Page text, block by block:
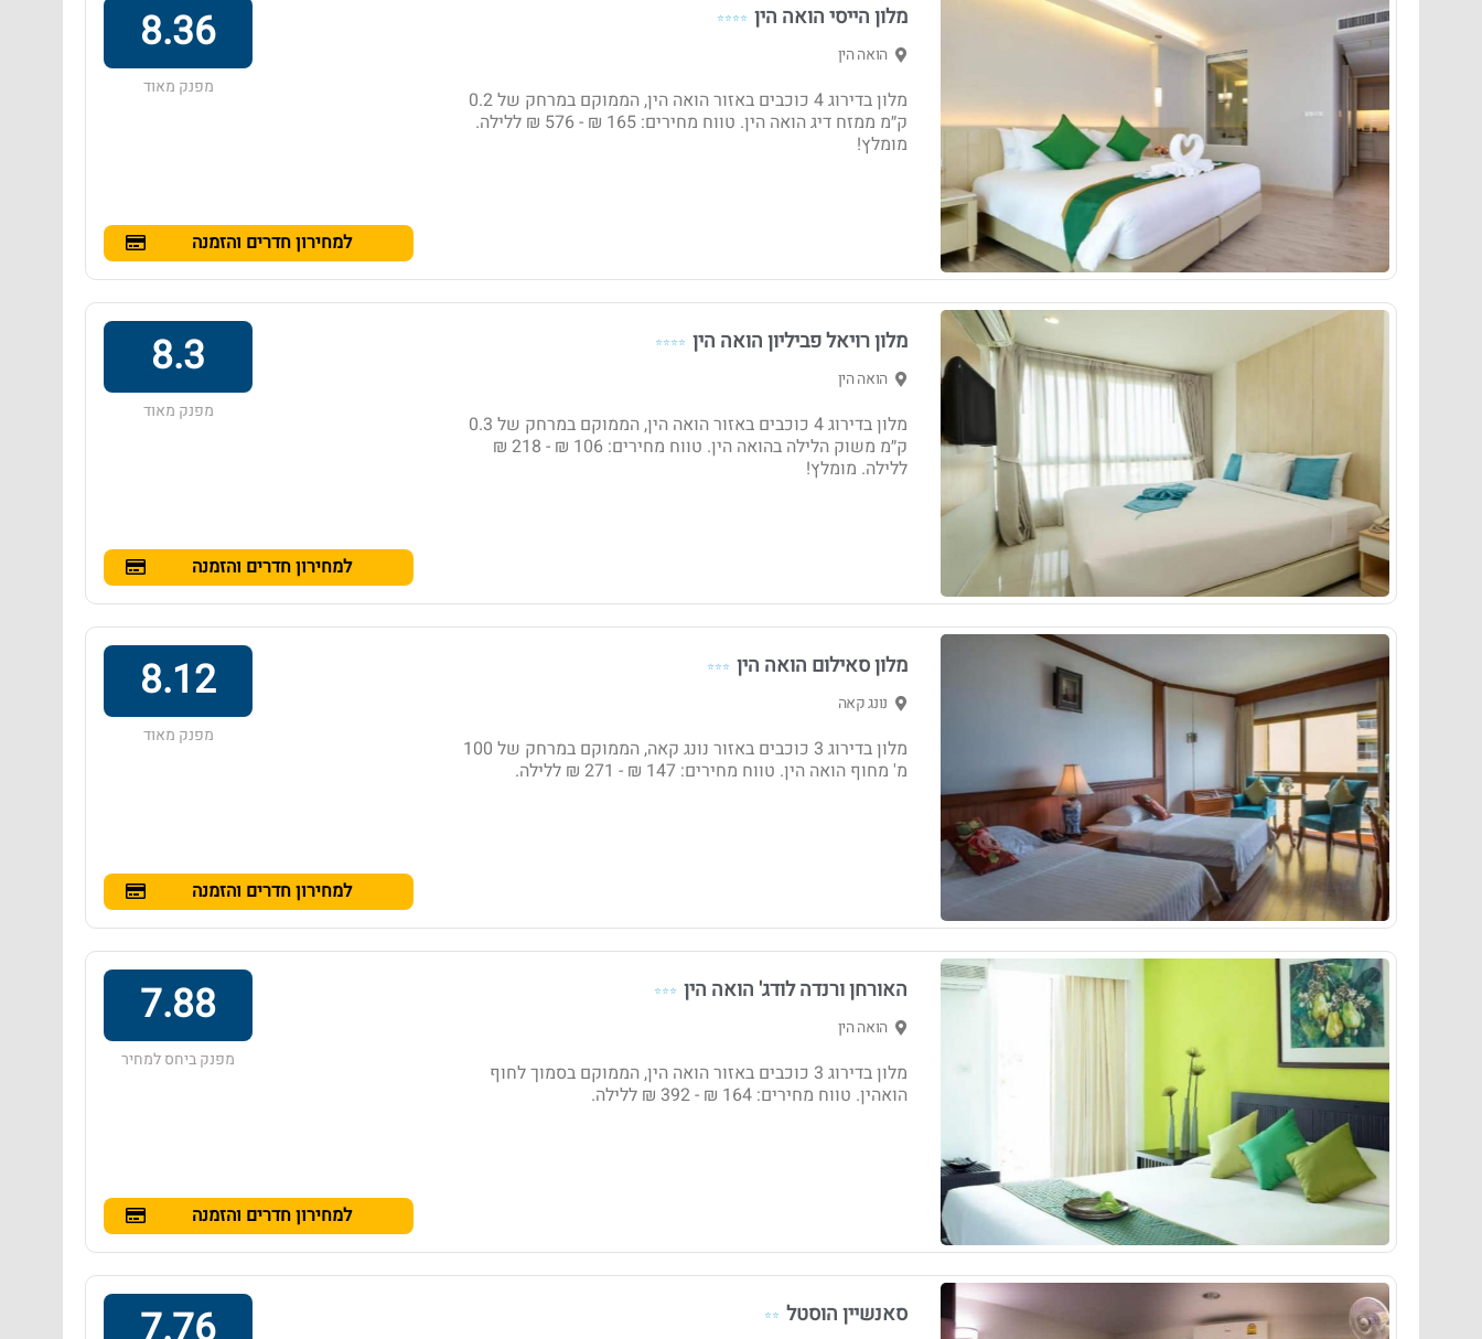
מלון הייסי הואה הין ⭐⭐⭐⭐
הואה הין
מלון בדירוג 4 כוכבים באזור הואה הין, הממוקם במרחק של 0.2
ק״מ ממזח דיג הואה הין. טווח מחירים: 165 ₪ - ‏576 ₪ ללילה.
מומלץ!
8.36
מפנק מאוד
למחירון חדרים והזמנה
מלון רויאל פביליון הואה הין ⭐⭐⭐⭐
הואה הין
מלון בדירוג 4 כוכבים באזור הואה הין, הממוקם במרחק של 0.3
ק״מ משוק הלילה בהואה הין. טווח מחירים: 106 ₪ - 218 ₪
ללילה. מומלץ!
8.3
מפנק מאוד
למחירון חדרים והזמנה
מלון סאילום הואה הין ⭐⭐⭐
נונג קאה
מלון בדירוג 3 כוכבים באזור נונג קאה, הממוקם במרחק של 100
מ' מחוף הואה הין. טווח מחירים: 147 ₪ - ‏271 ₪ ללילה.
8.12
מפנק מאוד
למחירון חדרים והזמנה
האורחן ורנדה לודג' הואה הין ⭐⭐⭐
הואה הין
מלון בדירוג 3 כוכבים באזור הואה הין, הממוקם בסמוך לחוף
הואהין. טווח מחירים: 164 ₪ - ‏392 ₪ ללילה.
7.88
מפנק ביחס למחיר
למחירון חדרים והזמנה
סאנשיין הוסטל ⭐⭐